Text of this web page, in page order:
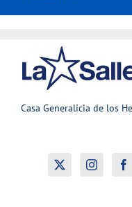
Casa Generalicia de los